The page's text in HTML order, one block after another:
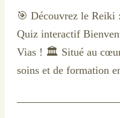
🎯 Découvrez le Reiki
Quiz interactif
Vias ! 🏛️ Situé au cœur
soins et de formation